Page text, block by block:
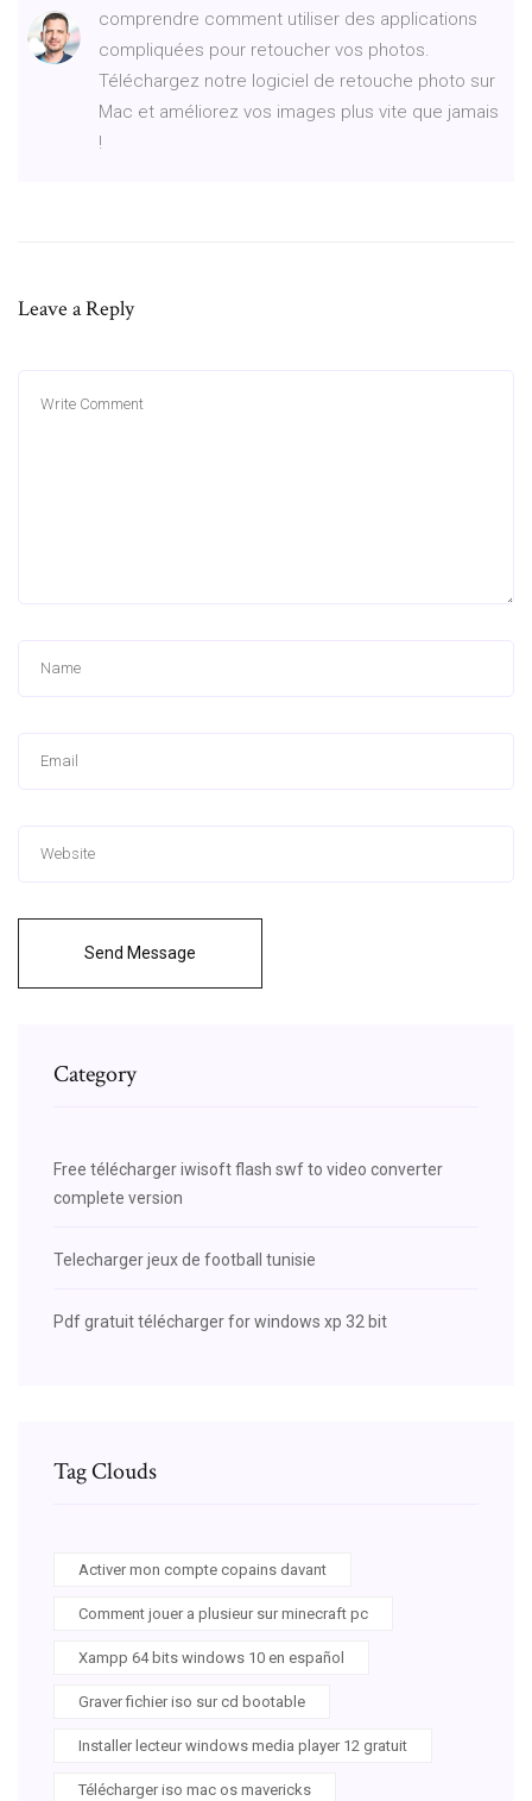
comprendre comment utiliser des applications
compliquées pour retoucher vos photos.
Téléchargez notre logiciel de retouche photo sur
Mac et améliorez vos images plus vite que jamais
!
Leave a Reply
Send Message
Category
Free télécharger iwisoft flash swf to video converter
complete version
Telecharger jeux de football tunisie
Pdf gratuit télécharger for windows xp 32 bit
Tag Clouds
Activer mon compte copains davant
Comment jouer a plusieur sur minecraft pc
Xampp 64 bits windows 10 en español
Graver fichier iso sur cd bootable
Installer lecteur windows media player 12 gratuit
Télécharger iso mac os mavericks